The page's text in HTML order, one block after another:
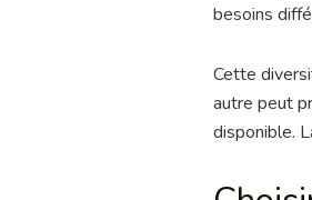
besoins
Cette
autre peut
disponible.